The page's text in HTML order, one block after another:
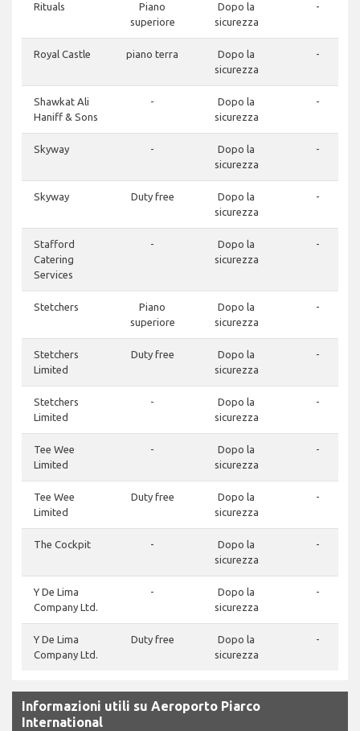
Rituals
Piano
superiore
Dopo la
sicurezza
-
Royal Castle piano terra
Dopo la
sicurezza
-
Shawkat Ali
Haniff & Sons
-
Dopo la
sicurezza
-
Skyway -
Dopo la
sicurezza
-
Skyway Duty free
Dopo la
sicurezza
-
Stafford
Catering
Services
-
Dopo la
sicurezza
-
Stetchers
Piano
superiore
Dopo la
sicurezza
-
Stetchers
Limited
Duty free
Dopo la
sicurezza
-
Stetchers
Limited
-
Dopo la
sicurezza
-
Tee Wee
Limited
-
Dopo la
sicurezza
-
Tee Wee
Limited
Duty free
Dopo la
sicurezza
-
The Cockpit -
Dopo la
sicurezza
-
Y De Lima
Company Ltd.
-
Dopo la
sicurezza
-
Y De Lima
Company Ltd.
Duty free
Dopo la
sicurezza
-
Informazioni utili su Aeroporto Piarco
International